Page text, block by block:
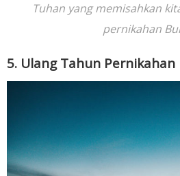
Tuhan yang memisahkan
pernikahan
5. Ulang Tahun Pernikahan